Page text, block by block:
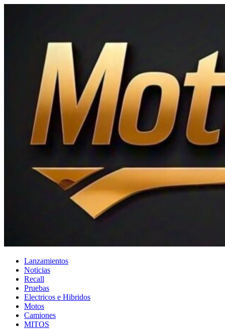
Lanzamientos
Noticias
Recall
Pruebas
Electricos e Hibridos
Motos
Camiones
MITOS